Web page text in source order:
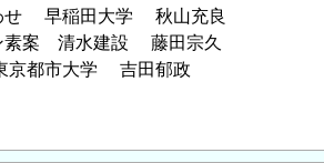
せ 早稲田大学 秋山充良
素案 清水建設 藤田宗久
京都市大学 吉田郁政